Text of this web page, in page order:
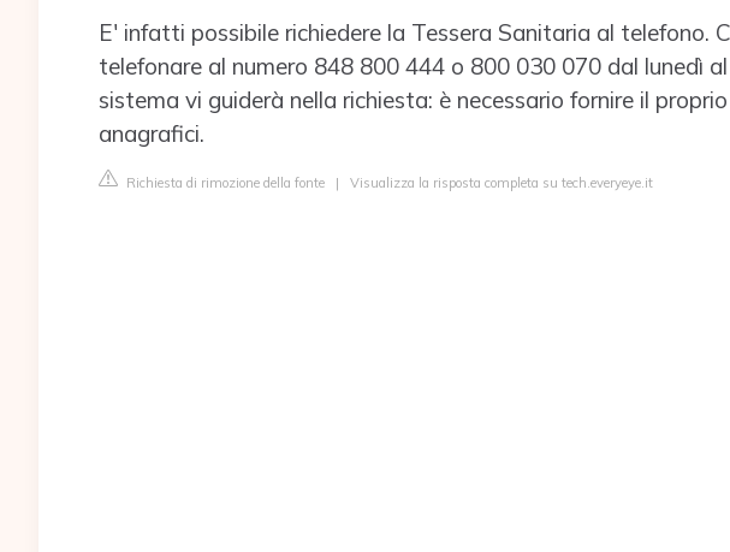
E' infatti possibile richiedere la Tessera Sanitaria al telefono.
telefonare al numero 848 800 444 o 800 030 070 dal lunedì
sistema vi guiderà nella richiesta: è necessario fornire il
anagrafici.
Richiesta di rimozione della fonte | Visualizza la risposta completa su tech.everyeye.it